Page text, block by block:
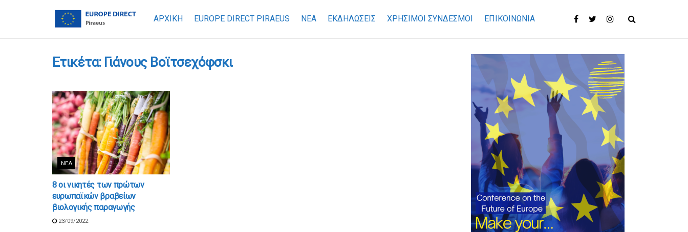
ΑΡΧΙΚΗ EUROPE DIRECT PIRAEUS ΝΕΑ ΕΚΔΗΛΩΣΕΙΣ ΧΡΉΣΙΜΟΙ ΣΎΝΔΕΣΜΟΙ ΕΠΙΚΟΙΝΩΝΊΑ
Ετικέτα: Γιάνους Βοϊτσεχόφσκι
ΝΈΑ
8 οι νικητές των πρώτων
ευρωπαϊκών βραβείων
βιολογικής παραγωγής
23/09/2022